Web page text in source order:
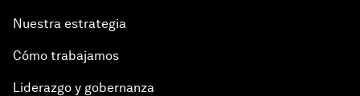
Nuestra estrategia
Cómo trabajamos
Liderazgo y gobernanza